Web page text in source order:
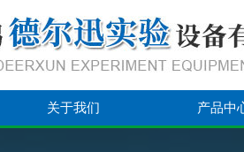
关于我们 产品中